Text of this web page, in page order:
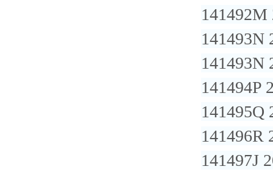
141492M
141493N
141493N
141494P
141495Q
141496R
141497J